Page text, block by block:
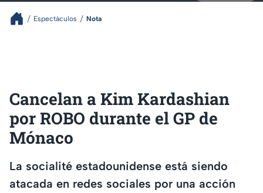
Espectáculos Nota
Cancelan a Kim Kardashian
por ROBO durante el GP de
Mónaco
La socialité estadounidense está siendo
atacada en redes sociales por una acción